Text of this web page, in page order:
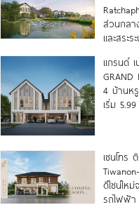
ส่วนกลา
และสระ
แกรนด์
GRAND
4 บ้านห
เริ่ม
เซนโทร
ดีไซน์ให
รถไฟฟ้า